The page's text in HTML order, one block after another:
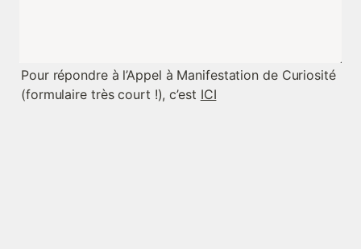
Pour répondre à l’Appel à Manifestation de Curiosité
(formulaire très court !), c’est ICI